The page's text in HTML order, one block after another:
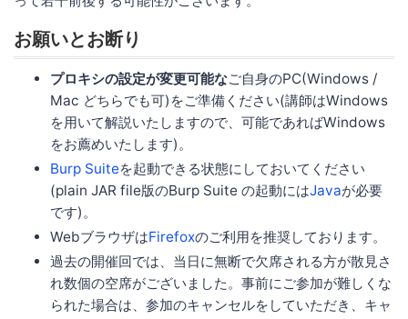
お願いとお断り
プロキシの設定が変更可能なご自身のPC(Windows /
Mac どちらでも可)をご準備ください(講師はWindows
を用いて解説いたしますので、可能であればWindows
をお薦めいたします)。
Burp Suiteを起動できる状態にしておいてください
(plain JAR file版のBurp Suite の起動にはJavaが必要
です)。
WebブラウザはFirefoxのご利用を推奨しております。
過去の開催回では、当日に無断で欠席される方が散見さ
れ数個の空席がございました。事前にご参加が難しくな
られた場合は、参加のキャンセルをしていただき、キャ